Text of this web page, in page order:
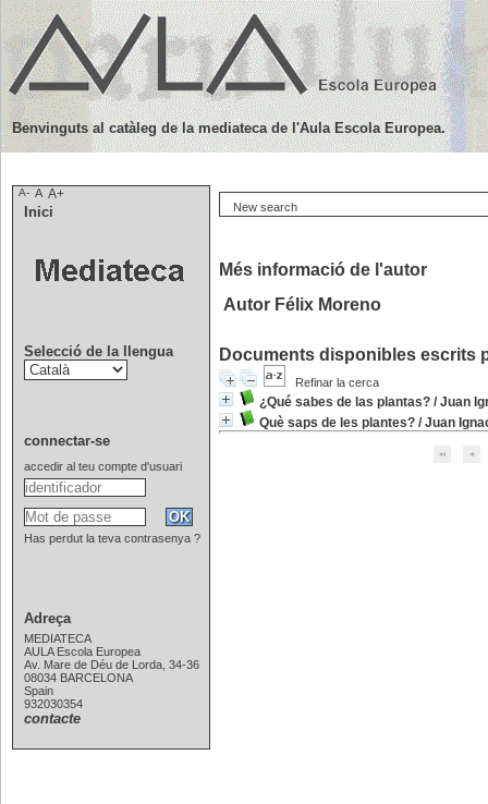
New search
Més informació de l'autor
Autor Félix Moreno
Documents disponibles escrits
Refinar la cerca
¿Qué sabes de las plantas? /Juan
Què saps de les plantes? /Juan
Benvinguts al catàleg de la mediateca de l'Aula Escola Europea.
A- A A+
Inici
Selecció de la llengua
connectar-se
accedir al teu compte d'usuari
Has perdut la teva contrasenya ?
Adreça
MEDIATECA
AULA Escola Europea
Av. Mare de Déu de Lorda, 34-36
08034 BARCELONA
Spain
932030354
contacte